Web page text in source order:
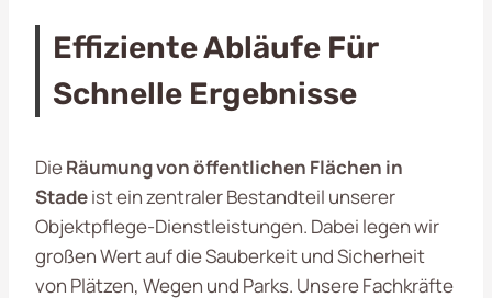
Effiziente Abläufe Für
Schnelle Ergebnisse
DieRäumung von öffentlichen Flächen in
Stadeist ein zentraler Bestandteil unserer
Objektpflege-Dienstleistungen. Dabei legen wir
großen Wert auf die Sauberkeit und Sicherheit
von Plätzen, Wegen und Parks. Unsere Fachkräfte